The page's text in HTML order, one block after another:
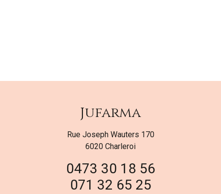
Jufarma
Rue Joseph Wauters 170
6020 Charleroi
0473 30 18 56
071 32 65 25